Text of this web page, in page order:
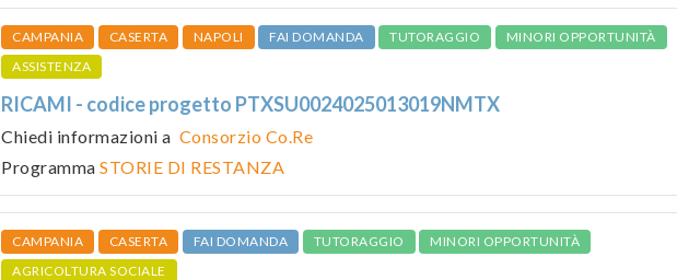
CAMPANIA CASERTA NAPOLI FAI DOMANDA TUTORAGGIO
MINORI OPPORTUNITÀ
ASSISTENZA
RICAMI - codice progetto PTXSU0024025013019NMTX
Chiedi informazioni a Consorzio Co.Re
Programma STORIE DI RESTANZA
CAMPANIA CASERTA FAI DOMANDA TUTORAGGIO
MINORI OPPORTUNITÀ
AGRICOLTURA SOCIALE